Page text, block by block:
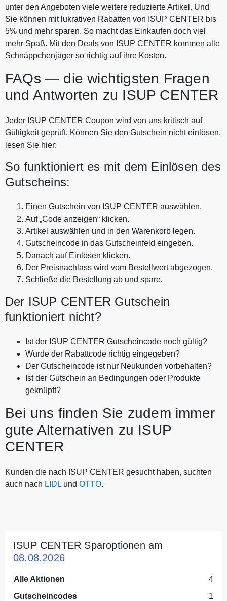
unter den Angeboten viele weitere reduzierte Artikel. Und
Sie können mit lukrativen Rabatten von ISUP CENTER bis
5% und mehr sparen. So macht das Einkaufen doch viel
mehr Spaß. Mit den Deals von ISUP CENTER kommen alle
Schnäppchenjäger so richtig auf ihre Kosten.
FAQs — die wichtigsten Fragen
und Antworten zu ISUP CENTER
Jeder ISUP CENTER Coupon wird von uns kritisch auf
Gültigkeit geprüft. Können Sie den Gutschein nicht einlösen,
lesen Sie hier:
So funktioniert es mit dem Einlösen des
Gutscheins:
Einen Gutschein von ISUP CENTER auswählen.
Auf „Code anzeigen“ klicken.
Artikel auswählen und in den Warenkorb legen.
Gutscheincode in das Gutscheinfeld eingeben.
Danach auf Einlösen klicken.
Der Preisnachlass wird vom Bestellwert abgezogen.
Schließe die Bestellung ab und spare.
Der ISUP CENTER Gutschein
funktioniert nicht?
Ist der ISUP CENTER Gutscheincode noch gültig?
Wurde der Rabattcode richtig eingegeben?
Der Gutscheincode ist nur Neukunden vorbehalten?
Ist der Gutschein an Bedingungen oder Produkte
geknüpft?
Bei uns finden Sie zudem immer
gute Alternativen zu ISUP
CENTER
Kunden die nach ISUP CENTER gesucht haben, suchten
auch nach LIDL und OTTO.
ISUP CENTER Sparoptionen am
08.08.2026
Alle Aktionen
4
Gutscheincodes
1